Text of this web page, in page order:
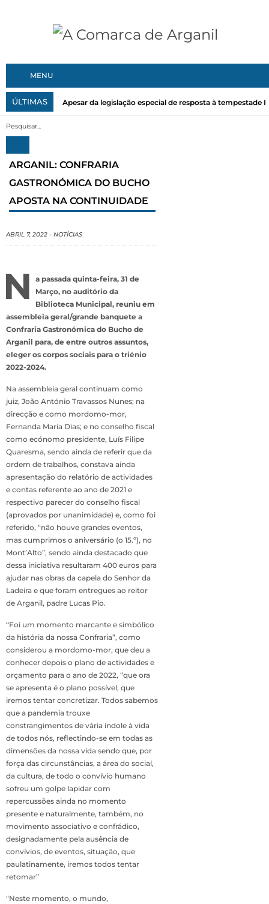
MENU
ÚLTIMAS Apesar da legislação especial de resposta à tempestade
ARGANIL: CONFRARIA
GASTRONÓMICA DO BUCHO
APOSTA NA CONTINUIDADE
ABRIL 7, 2022 - NOTÍCIAS
N
a passada quinta-feira, 31 de
Março, no auditório da
Biblioteca Municipal, reuniu em
assembleia geral/grande banquete a
Confraria Gastronómica do Bucho de
Arganil para, de entre outros assuntos,
eleger os corpos sociais para o triénio
2022-2024.
Na assembleia geral continuam como
juiz, João António Travassos Nunes; na
direcção e como mordomo-mor,
Fernanda Maria Dias; e no conselho fiscal
como ecónomo presidente, Luís Filipe
Quaresma, sendo ainda de referir que da
ordem de trabalhos, constava ainda
apresentação do relatório de actividades
e contas referente ao ano de 2021 e
respectivo parecer do conselho fiscal
(aprovados por unanimidade) e, como foi
referido, “não houve grandes eventos,
mas cumprimos o aniversário (o 15.º), no
Mont’Alto”, sendo ainda destacado que
dessa iniciativa resultaram 400 euros para
ajudar nas obras da capela do Senhor da
Ladeira e que foram entregues ao reitor
de Arganil, padre Lucas Pio.
“Foi um momento marcante e simbólico
da história da nossa Confraria”, como
considerou a mordomo-mor, que deu a
conhecer depois o plano de actividades e
orçamento para o ano de 2022, “que ora
se apresenta é o plano possível, que
iremos tentar concretizar. Todos sabemos
que a pandemia trouxe
constrangimentos de vária índole à vida
de todos nós, reflectindo-se em todas as
dimensões da nossa vida sendo que, por
força das circunstâncias, a área do social,
da cultura, de todo o convívio humano
sofreu um golpe lapidar com
repercussões ainda no momento
presente e naturalmente, também, no
movimento associativo e confrádico,
designadamente pela ausência de
convívios, de eventos, situação, que
paulatinamente, iremos todos tentar
retomar”
“Neste momento, o mundo,